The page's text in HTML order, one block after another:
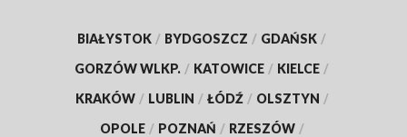
BIAŁYSTOK / BYDGOSZCZ / GDAŃSK /
GORZÓW WLKP. / KATOWICE / KIELCE /
KRAKÓW / LUBLIN / ŁÓDŹ / OLSZTYN /
OPOLE / POZNAŃ / RZESZÓW /